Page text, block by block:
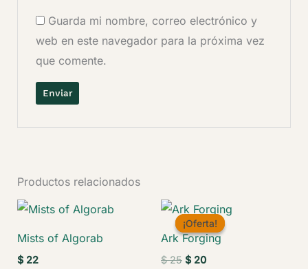
Guarda mi nombre, correo electrónico y
web en este navegador para la próxima vez
que comente.
Productos relacionados
Mists of Algorab
$22
¡Oferta!
¡Oferta!
Ark Forging
$25 El
$ 20El